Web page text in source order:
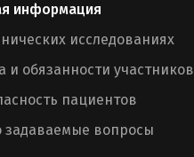
информация
исследованиях
и обязанности участников
пациентов
задаваемые вопросы